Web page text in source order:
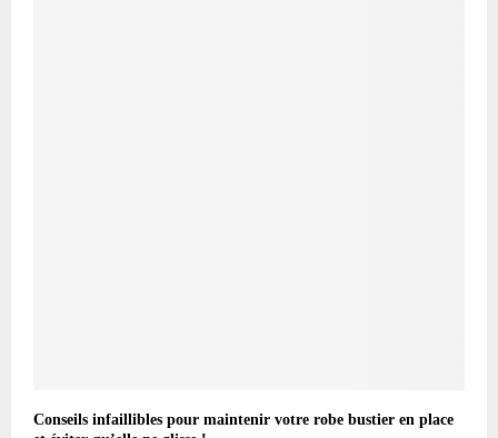
Conseils infaillibles pour maintenir votre robe bustier en place